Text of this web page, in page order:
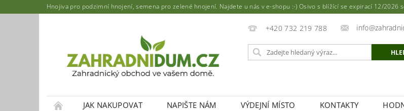
Hnojiva pro podzimní hnojení, semena pro zelené hnojení. Najdete u nás v e-shopu :-) Osivo s blížící se expirací 12/2026 se
+420 732 219 788
JAK NAKUPOVAT NAPIŠTE NÁM VÝDEJNÍ MÍSTO KONTAKTY